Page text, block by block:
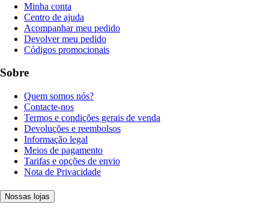
Minha conta
Centro de ajuda
Acompanhar meu pedido
Devolver meu pedido
Códigos promocionais
Sobre
Quem somos nós?
Contacte-nos
Termos e condições gerais de venda
Devoluções e reembolsos
Informação legal
Meios de pagamento
Tarifas e opções de envio
Nota de Privacidade
Nossas lojas